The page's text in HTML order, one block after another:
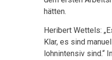
hätten.
Heribert Wettels:
Klar, es sind
lohnintensiv sind.“